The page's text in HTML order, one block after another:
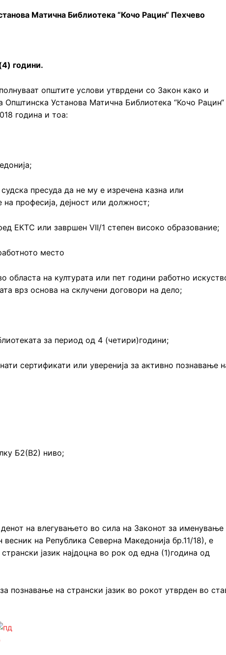
Матична Библиотека “Кочо Рацин“ Пехчево
години.
општите услови утврдени со Закон како и
Установа Матична Библиотека “Кочо Рацин“
година и тоа:
пресуда да не му е изречена казна или
професија, дејност или должност;
ЕКТС или завршен VII/1 степен високо образование;
место
на културата или пет години работно
врз основа на склучени договори на дело;
за период од 4 (четири)години;
сертификати или уверенија за активно познавање
Б2(В2) ниво;
на влегувањето во сила на Законот за именување
на Република Северна Македонија бр.11/18), е
јазик најдоцна во рок од една (1)година од
познавање на странски јазик во рокот утврден во